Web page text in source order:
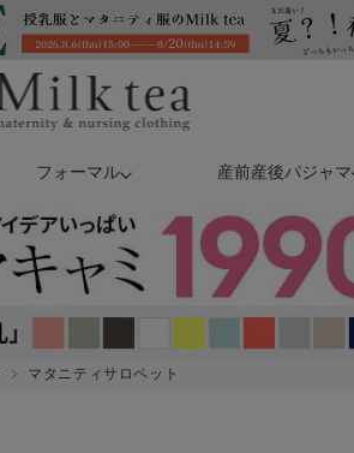
フォーマル 産前産後パジャマ
マタニティサロペット